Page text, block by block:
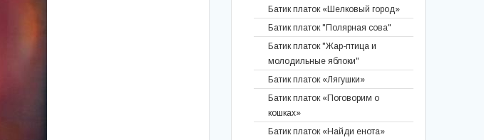
Батик палантин "Белые ночи над
С-Петербургом"
Батик платок "Рыжая осень"
Батик шарф "Её величество-зима"
Мужское кашне "Стимпанк"
Батик палантин "Грифоны
северной столицы"
Батик шарф «Ночь над Санкт-
Батик платок «Шелковый город»
Батик платок "Полярная сова"
Батик платок "Жар-птица и
молодильные яблоки"
Батик платок «Лягушки»
Батик платок «Поговорим о
кошках»
Батик платок «Найди енота»